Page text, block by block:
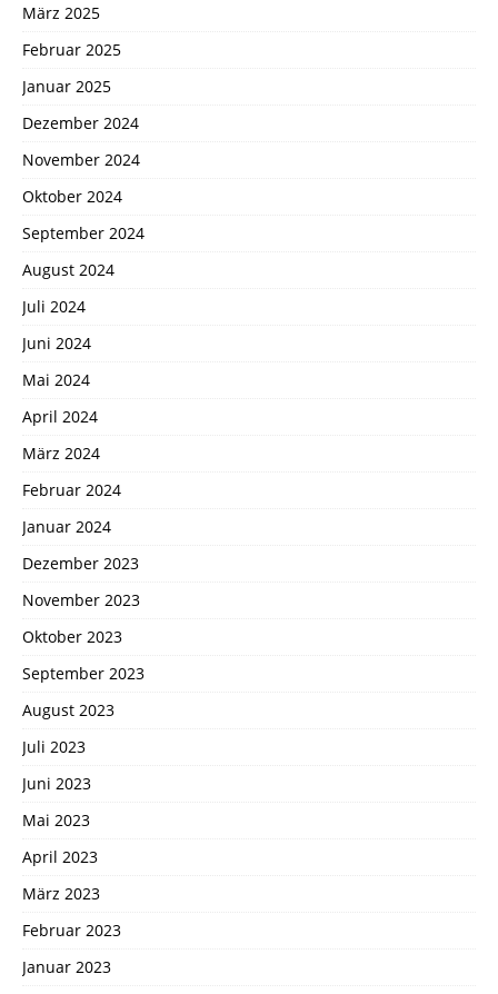
März 2025
Februar 2025
Januar 2025
Dezember 2024
November 2024
Oktober 2024
September 2024
August 2024
Juli 2024
Juni 2024
Mai 2024
April 2024
März 2024
Februar 2024
Januar 2024
Dezember 2023
November 2023
Oktober 2023
September 2023
August 2023
Juli 2023
Juni 2023
Mai 2023
April 2023
März 2023
Februar 2023
Januar 2023